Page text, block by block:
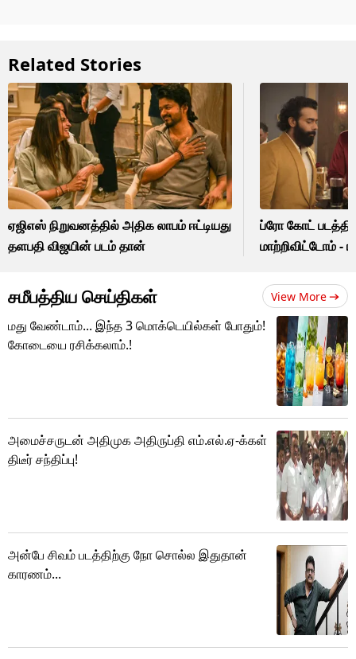
Related Stories
ஏஜிஎஸ் நிறுவனத்தில் அதிக லாபம் ஈட்டியது
தளபதி விஜயின் படம் தான்
ப்ரோ கோட்
மாற்றிவிட்டோம் -
சமீபத்திய செய்திகள் View More
மது வேண்டாம்... இந்த 3 மொக்டெயில்கள் போதும்!
கோடையை ரசிக்கலாம்.!
அமைச்சருடன் அதிமுக அதிருப்தி எம்.எல்.ஏ-க்கள்
திடீர் சந்திப்பு!
அன்பே சிவம் படத்திற்கு நோ சொல்ல இதுதான்
காரணம்...